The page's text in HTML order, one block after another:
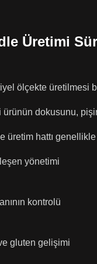
Üretimi
ölçekte üretilmesi
dokusunu,
üretim hattı
yönetimi
kontrolü
gluten gelişimi